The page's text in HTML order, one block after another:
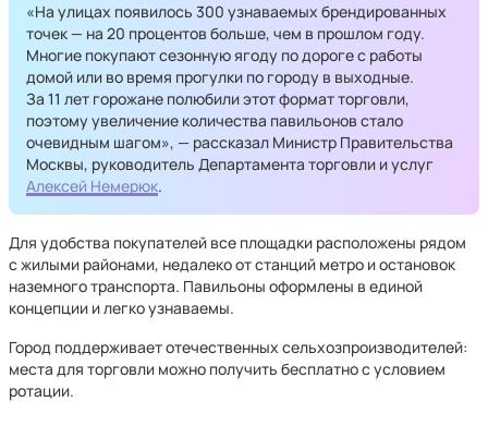
«На улицах появилось 300 узнаваемых брендированных
точек — на 20 процентов больше, чем в прошлом году.
Многие покупают сезонную ягоду по дороге с работы
домой или во время прогулки по городу в выходные.
За 11 лет горожане полюбили этот формат торговли,
поэтому увеличение количества павильонов стало
очевидным шагом», — рассказал Министр Правительства
Москвы, руководитель Департамента торговли и услуг
Алексей Немерюк.
Для удобства покупателей все площадки расположены рядом
с жилыми районами, недалеко от станций метро и остановок
наземного транспорта. Павильоны оформлены в единой
концепции и легко узнаваемы.
Город поддерживает отечественных сельхозпроизводителей:
места для торговли можно получить бесплатно с условием
ротации.